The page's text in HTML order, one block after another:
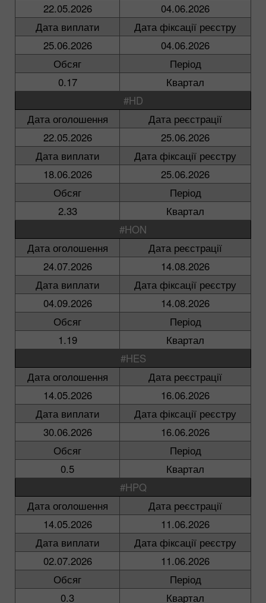
22.05.2026
04.06.2026
Дата виплати
Дата фіксації реєстру
25.06.2026
04.06.2026
Обсяг
Період
0.17
Квартал
#HD
Дата оголошення
Дата реєстрації
22.05.2026
25.06.2026
Дата виплати
Дата фіксації реєстру
18.06.2026
25.06.2026
Обсяг
Період
2.33
Квартал
#HON
Дата оголошення
Дата реєстрації
24.07.2026
14.08.2026
Дата виплати
Дата фіксації реєстру
04.09.2026
14.08.2026
Обсяг
Період
1.19
Квартал
#HES
Дата оголошення
Дата реєстрації
14.05.2026
16.06.2026
Дата виплати
Дата фіксації реєстру
30.06.2026
16.06.2026
Обсяг
Період
0.5
Квартал
#HPQ
Дата оголошення
Дата реєстрації
14.05.2026
11.06.2026
Дата виплати
Дата фіксації реєстру
02.07.2026
11.06.2026
Обсяг
Період
0.3
Квартал